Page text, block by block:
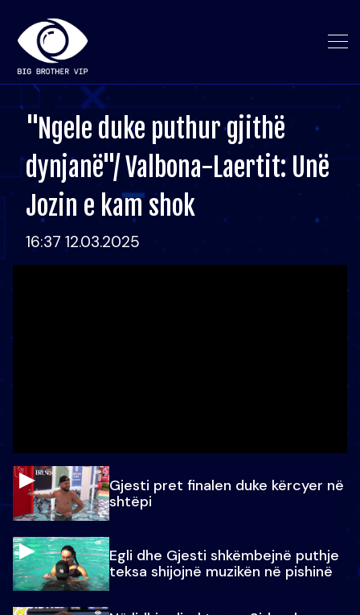
"Ngele duke puthur gjithë
dynjanë"/ Valbona-Laertit: Unë
Jozin e kam shok
16:37 12.03.2025
Gjesti pret finalen duke kërcyer në
shtëpi
Egli dhe Gjesti shkëmbejnë puthje
teksa shijojnë muzikën në pishinë